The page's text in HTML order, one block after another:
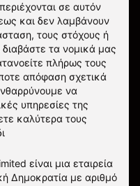
σε αυτόν
και δεν λαμβάνουν
τους στόχους ή
τα νομικά μας
πλήρως τους
απόφαση σχετικά
να
υπηρεσίες της
καλύτερα τους
είναι μια εταιρεία
Δημοκρατία με αριθμό